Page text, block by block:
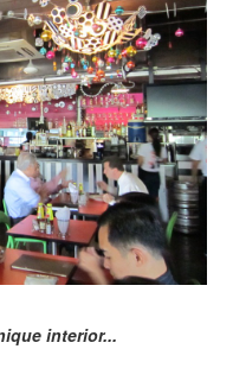
interior...